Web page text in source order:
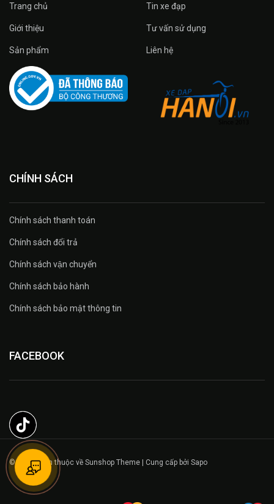
Trang chủ
Giới thiệu
Sản phẩm
Tin xe đạp
Tư vấn sử dụng
Liên hệ
CHÍNH SÁCH
Chính sách thanh toán
Chính sách đổi trả
Chính sách vận chuyển
Chính sách bảo hành
Chính sách bảo mật thông tin
FACEBOOK
© Bản quyền thuộc về Sunshop Theme | Cung cấp bởi Sapo